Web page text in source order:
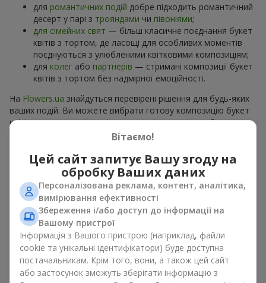
для романтичних подій добре підходить романтичний
десерт у парі з трояндами чи півоніями;
для сімейних свят — більш класичне поєднання букет
квітів з тортом, де ласощі для особливих моментів
поєднуються з улюбленими квітковими композиціям;
для колег або партнерів — стримані композиції букет
квітів з тортом без надмірної емоційності.
На Flowers.ua знайдуться перевірені рішення для будь-яких
ваших подій. Ви можете вибрати готову композицію букет
квітів з тортом з відповідного розділу каталогу або
замовити окремо солодкий дарунок і вподобані квіти.
Торти з живими квітами —
краса та смак в одному
подарунку
Торти з живими квітами – це сучасне поєднання
флористики та гастрономічної естетики. Ексклюзивний
десерт в поєднанні звишуканим букетомвиглядає ефектно,
стильно й підкреслює особливість події, якдень
Вітаємо!
Цей сайт запитує Вашу згоду на
обробку Ваших даних
Персоналізована реклама, контент, аналітика,
вимірювання ефективності
Збереження і/або доступ до інформації на
Вашому пристрої
Інформація з Вашого пристрою (наприклад, файли
cookie та унікальні ідентифікатори) буде доступна
постачальникам. Крім того, вони, а також цей сайт
або застосунок зможуть зберігати інформацію з